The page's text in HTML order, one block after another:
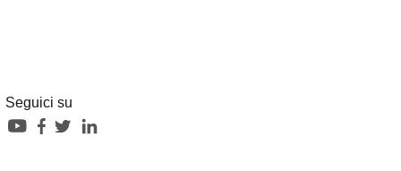
Seguici su